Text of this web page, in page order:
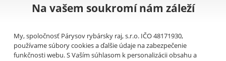
Na vašem soukromí nám záleží
My, spoločnosť Párysov rybársky raj, s.r.o. IČO 48171930,
používame súbory cookies a ďalšie údaje na zabezpečenie
funkčnosti webu. S Vaším súhlasom k personalizácii obsahu a